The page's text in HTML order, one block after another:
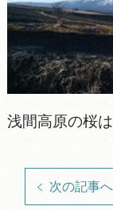
浅間高原の桜
次の記事へ